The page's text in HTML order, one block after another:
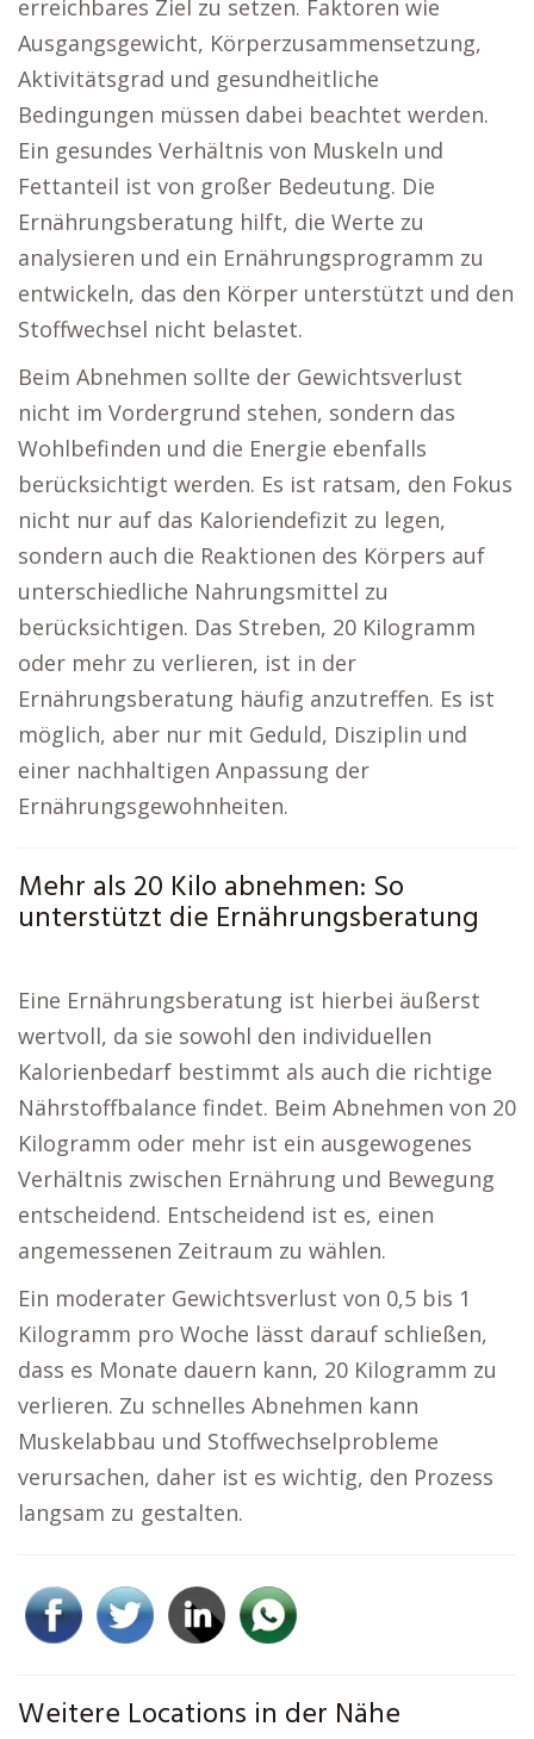
erreichbares Ziel zu setzen. Faktoren wie
Ausgangsgewicht, Körperzusammensetzung,
Aktivitätsgrad und gesundheitliche
Bedingungen müssen dabei beachtet werden.
Ein gesundes Verhältnis von Muskeln und
Fettanteil ist von großer Bedeutung. Die
Ernährungsberatung hilft, die Werte zu
analysieren und ein Ernährungsprogramm zu
entwickeln, das den Körper unterstützt und den
Stoffwechsel nicht belastet.
Beim Abnehmen sollte der Gewichtsverlust
nicht im Vordergrund stehen, sondern das
Wohlbefinden und die Energie ebenfalls
berücksichtigt werden. Es ist ratsam, den Fokus
nicht nur auf das Kaloriendefizit zu legen,
sondern auch die Reaktionen des Körpers auf
unterschiedliche Nahrungsmittel zu
berücksichtigen. Das Streben, 20 Kilogramm
oder mehr zu verlieren, ist in der
Ernährungsberatung häufig anzutreffen. Es ist
möglich, aber nur mit Geduld, Disziplin und
einer nachhaltigen Anpassung der
Ernährungsgewohnheiten.
Mehr als 20 Kilo abnehmen: So
unterstützt die Ernährungsberatung
Eine Ernährungsberatung ist hierbei äußerst
wertvoll, da sie sowohl den individuellen
Kalorienbedarf bestimmt als auch die richtige
Nährstoffbalance findet. Beim Abnehmen von 20
Kilogramm oder mehr ist ein ausgewogenes
Verhältnis zwischen Ernährung und Bewegung
entscheidend. Entscheidend ist es, einen
angemessenen Zeitraum zu wählen.
Ein moderater Gewichtsverlust von 0,5 bis 1
Kilogramm pro Woche lässt darauf schließen,
dass es Monate dauern kann, 20 Kilogramm zu
verlieren. Zu schnelles Abnehmen kann
Muskelabbau und Stoffwechselprobleme
verursachen, daher ist es wichtig, den Prozess
langsam zu gestalten.
Weitere Locations in der Nähe